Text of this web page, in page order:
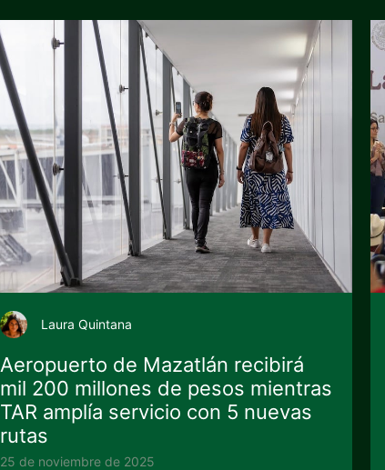
Laura Quintana
Aeropuerto de Mazatlán recibirá
mil 200 millones de pesos mientras
TAR amplía servicio con 5 nuevas
rutas
25 de noviembre de 2025